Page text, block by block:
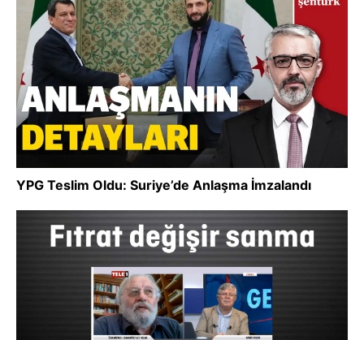
YPG Teslim Oldu: Suriye’de Anlaşma İmzalandı